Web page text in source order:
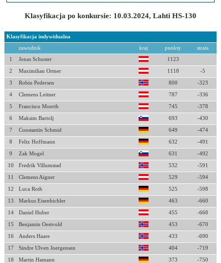
Klasyfikacja po konkursie: 10.03.2024, Lahti HS-130
Klasyfikacja indywidualna
zawodnik kraj punkty strata
1 Jonas Schuster 1123
2 Maximilian Ortner 1118 -5
3 Robin Pedersen 800 -323
4 Clemens Leitner 787 -336
5 Francisco Moerth 745 -378
6 Maksim Bartolj 693 -430
7 Constantin Schmid 649 -474
8 Felix Hoffmann 632 -491
9 Zak Mogel 631 -492
10 Fredrik Villumstad 532 -591
11 Clemens Aigner 529 -594
12 Luca Roth 525 -598
13 Markus Eisenbichler 463 -660
14 Daniel Huber 455 -668
15 Benjamin Oestvold 453 -670
16 Anders Haare 433 -690
17 Sindre Ulven Joergensen 404 -719
18 Martin Hamann 373 -750